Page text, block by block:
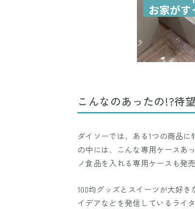
こんなのあったの!?待
ダイソーでは、ある1つの商品
の中には、こんな専用ケースあ
ノ食品を入れる専用ケースも発
100均グッズとスイーツが大好
イデアなどを発信しているライ